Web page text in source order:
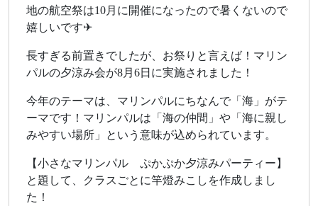
地の航空祭は10月に開催になったので暑くないので
嬉しいです✈
長すぎる前置きでしたが、お祭りと言えば！マリン
パルの夕涼み会が8月6日に実施されました！
今年のテーマは、マリンパルにちなんで「海」がテ
ーマです！マリンパルは「海の仲間」や「海に親し
みやすい場所」という意味が込められています。
【小さなマリンパル ぷかぷか夕涼みパーティー】
と題して、クラスごとに竿燈みこしを作成しまし
た！